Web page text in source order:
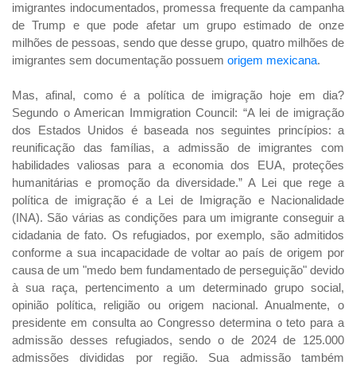
imigrantes indocumentados, promessa frequente da campanha
de Trump e que pode afetar um grupo estimado de onze
milhões de pessoas, sendo que desse grupo, quatro milhões de
imigrantes sem documentação possuem origem mexicana.
Mas, afinal, como é a política de imigração hoje em dia?
Segundo o American Immigration Council: “A lei de imigração
dos Estados Unidos é baseada nos seguintes princípios: a
reunificação das famílias, a admissão de imigrantes com
habilidades valiosas para a economia dos EUA, proteções
humanitárias e promoção da diversidade.” A Lei que rege a
política de imigração é a Lei de Imigração e Nacionalidade
(INA). São várias as condições para um imigrante conseguir a
cidadania de fato. Os refugiados, por exemplo, são admitidos
conforme a sua incapacidade de voltar ao país de origem por
causa de um "medo bem fundamentado de perseguição" devido
à sua raça, pertencimento a um determinado grupo social,
opinião política, religião ou origem nacional. Anualmente, o
presidente em consulta ao Congresso determina o teto para a
admissão desses refugiados, sendo o de 2024 de 125.000
admissões divididas por região. Sua admissão também